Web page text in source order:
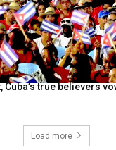
true believers
Load more